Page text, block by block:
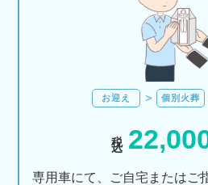
お迎え 個別火葬
専用車にて、ご自宅またはご